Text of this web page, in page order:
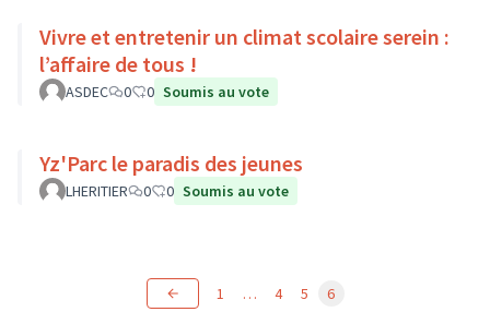
Vivre et entretenir un climat scolaire serein :
l’affaire de tous !
ASDEC 0 0 Soumis au vote
Yz'Parc le paradis des jeunes
LHERITIER 0 0 Soumis au vote
1 … 4 5 6